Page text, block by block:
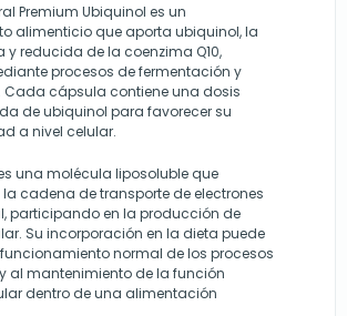
Premium Ubiquinol es un
alimenticio que aporta ubiquinol, la
reducida de la coenzima Q10,
procesos de fermentación y
Cada cápsula contiene una dosis
de ubiquinol para favorecer su
a nivel celular.
una molécula liposoluble que
la cadena de transporte de electrones
participando en la producción de
Su incorporación en la dieta puede
normal de los procesos
al mantenimiento de la función
dentro de una alimentación